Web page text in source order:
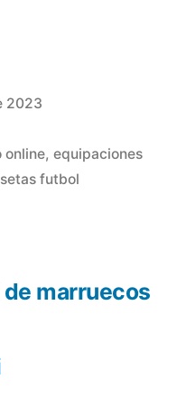
2023
online, equipaciones
futbol
marruecos